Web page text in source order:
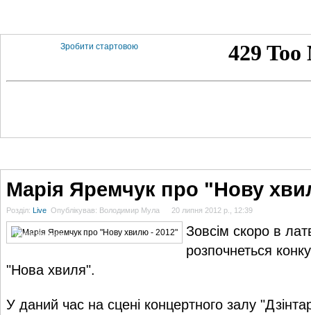
Зробити стартовою
Марія Яремчук про "Нову
Розділ: Live Опублікував: Володимир Мула 20 липня 2012 р., 12:39
Марія Яремчук
Зовсім скоро в
розпочнеться
"Нова хвиля".
У даний час на сцені концертного залу